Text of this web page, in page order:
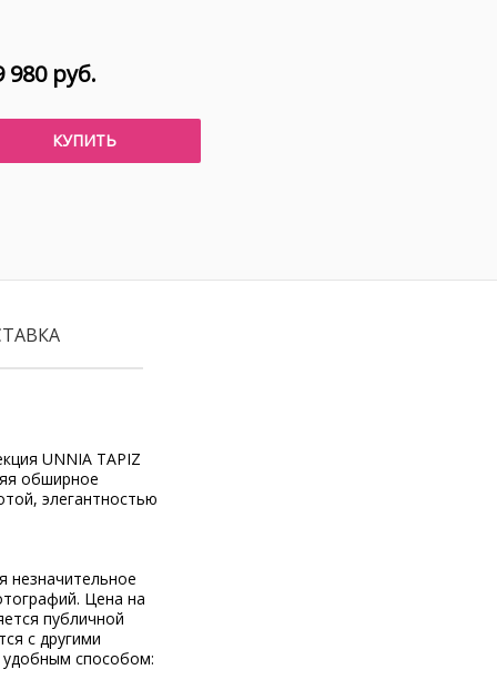
980 руб.
КУПИТЬ
UNNIA TAPIZ
обширное
элегантностью
незначительное
Цена на
публичной
с другими
способом: